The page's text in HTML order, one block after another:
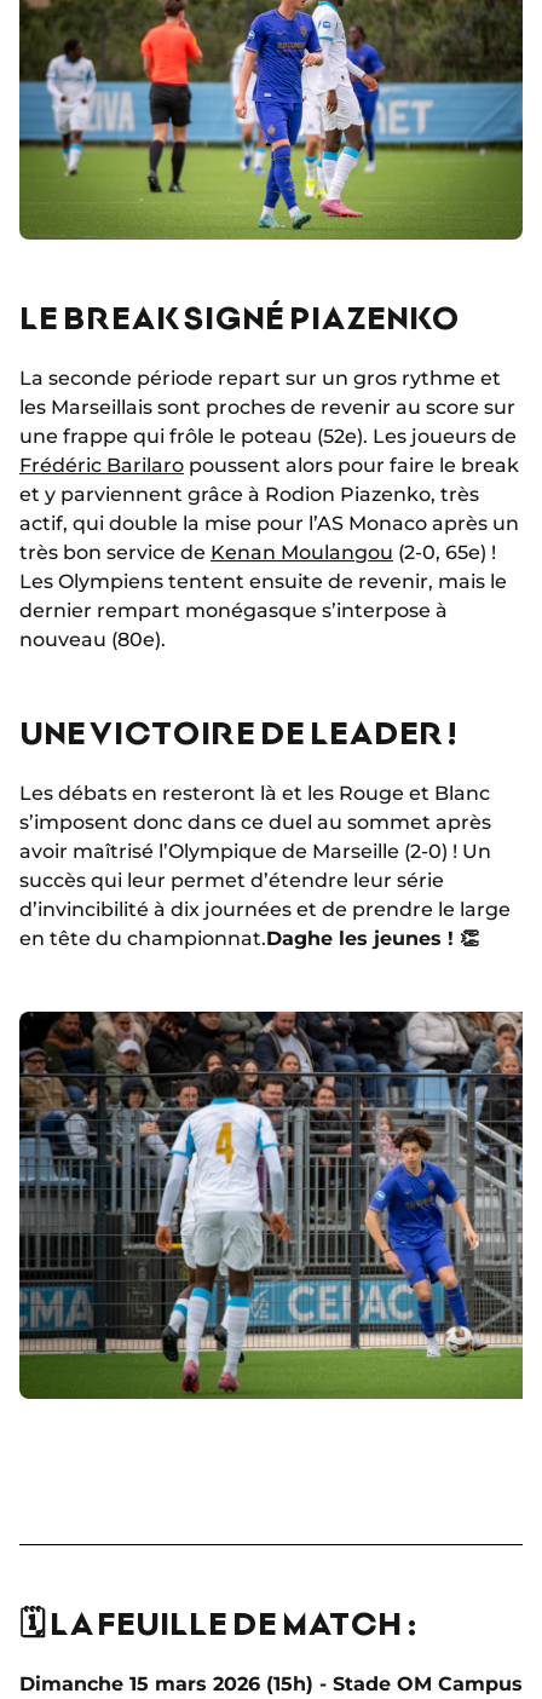
LE BREAK SIGNÉ PIAZENKO
La seconde période repart sur un gros rythme et
les Marseillais sont proches de revenir au score sur
une frappe qui frôle le poteau (52e). Les joueurs de
Frédéric Barilaro poussent alors pour faire le break
et y parviennent grâce à Rodion Piazenko, très
actif, qui double la mise pour l’AS Monaco après un
très bon service de Kenan Moulangou (2-0, 65e) !
Les Olympiens tentent ensuite de revenir, mais le
dernier rempart monégasque s’interpose à
nouveau (80e).
UNE VICTOIRE DE LEADER !
Les débats en resteront là et les Rouge et Blanc
s’imposent donc dans ce duel au sommet après
avoir maîtrisé l’Olympique de Marseille (2-0) ! Un
succès qui leur permet d’étendre leur série
d’invincibilité à dix journées et de prendre le large
en tête du championnat.Daghe les jeunes ! 👏
🗓️ LA FEUILLE DE MATCH :
Dimanche 15 mars 2026 (15h) - Stade OM Campus